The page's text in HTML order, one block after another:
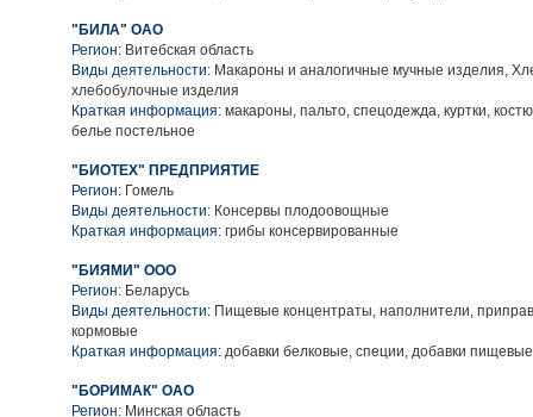
"БИЛА" ОАО
Регион: Витебская область
Виды деятельности: Макароны и аналогичные мучные изделия,
хлебобулочные изделия
Краткая информация: макароны, пальто, спецодежда, куртки,
белье постельное
"БИОТЕХ" ПРЕДПРИЯТИЕ
Регион: Гомель
Виды деятельности: Консервы плодоовощные
Краткая информация: грибы консервированные
"БИЯМИ" ООО
Регион: Беларусь
Виды деятельности: Пищевые концентраты, наполнители,
кормовые
Краткая информация: добавки белковые, специи, добавки пищевые
"БОРИМАК" ОАО
Регион: Минская область